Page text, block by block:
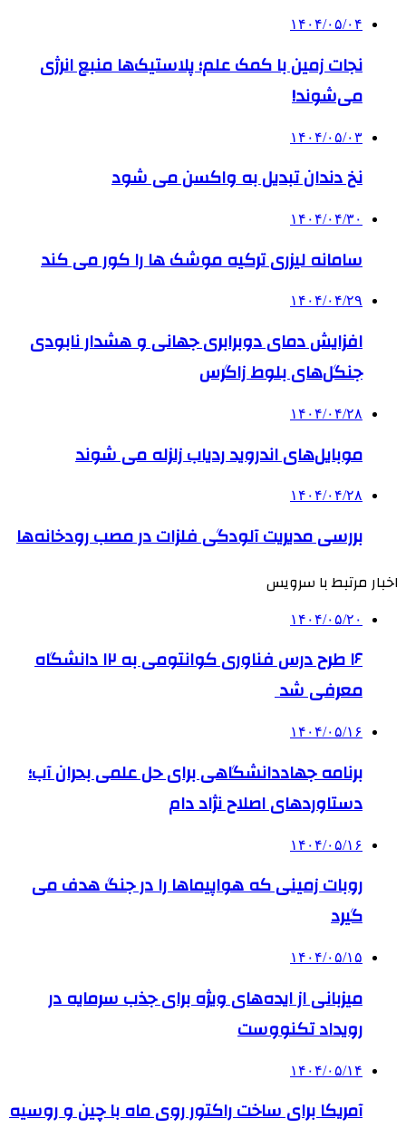
۱۴۰۴/۰۵/۰۴
نجات زمین با کمک علم؛ پلاستیک‌ها منبع انرژی
می‌شوند!
۱۴۰۴/۰۵/۰۳
نخ دندان تبدیل به واکسن می شود
۱۴۰۴/۰۴/۳۰
سامانه لیزری ترکیه موشک ها را کور می کند
۱۴۰۴/۰۴/۲۹
افزایش دمای دوبرابری جهانی و هشدار نابودی
جنگل‌های بلوط زاگرس
۱۴۰۴/۰۴/۲۸
موبایل‌های اندروید ردیاب زلزله می شوند
۱۴۰۴/۰۴/۲۸
بررسی مدیریت آلودگی فلزات در مصب‌ رودخانه‌ها
اخبار مرتبط با سرویس
۱۴۰۴/۰۵/۲۰
۱۶ طرح درس فناوری کوانتومی به ۱۲ دانشگاه
معرفی شد
۱۴۰۴/۰۵/۱۶
برنامه جهاددانشگاهی برای حل علمی بحران آب؛
دستاوردهای اصلاح نژاد دام
۱۴۰۴/۰۵/۱۶
روبات زمینی که هواپیماها را در جنگ هدف می
گیرد
۱۴۰۴/۰۵/۱۵
میزبانی از ایده‌های ویژه برای جذب سرمایه در
رویداد تکنووست
۱۴۰۴/۰۵/۱۴
آمریکا برای ساخت راکتور روی ماه با چین و روسیه